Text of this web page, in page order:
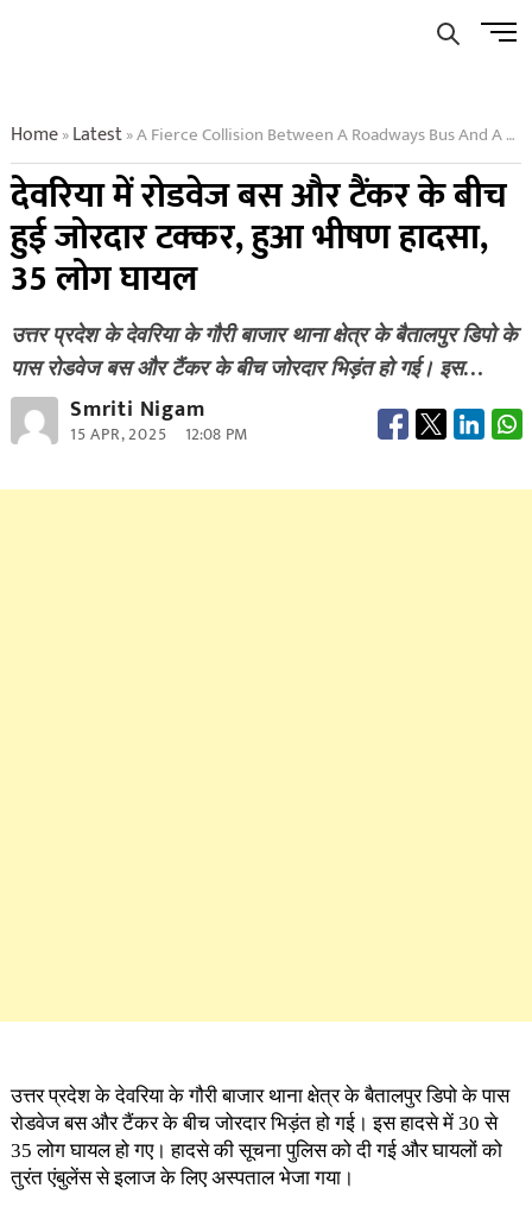
Menu
Home»Latest»A Fierce Collision Between A Roadways Bus And A Tanker In Deoria A Horrific Accident Occurred 35 People Injured
देवरिया में रोडवेज बस और टैंकर के बीच
हुई जोरदार टक्कर, हुआ भीषण हादसा,
35 लोग घायल
उत्तर प्रदेश के देवरिया के गौरी बाजार थाना क्षेत्र के बैतालपुर डिपो के
पास रोडवेज बस और टैंकर के बीच जोरदार भिड़ंत हो गई। इस…
Smriti Nigam
15 APR, 2025 12:08 PM
उत्तर प्रदेश के देवरिया के गौरी बाजार थाना क्षेत्र के बैतालपुर डिपो के पास
रोडवेज बस और टैंकर के बीच जोरदार भिड़ंत हो गई। इस हादसे में 30 से
35 लोग घायल हो गए। हादसे की सूचना पुलिस को दी गई और घायलों को
तुरंत एंबुलेंस से इलाज के लिए अस्पताल भेजा गया।